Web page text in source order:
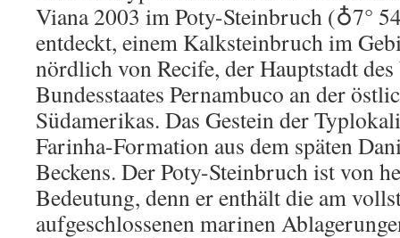
Viana 2003 im Poty-Steinbruch (♁7°
entdeckt, einem Kalksteinbruch im
nördlich von Recife, der Hauptstadt
Bundesstaates Pernambuco an der
Südamerikas. Das Gestein der
Farinha-Formation aus dem späten
Beckens. Der Poty-Steinbruch ist von
Bedeutung, denn er enthält die am
aufgeschlossenen marinen